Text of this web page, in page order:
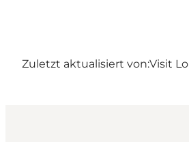
Zuletzt aktualisiert von:Visit